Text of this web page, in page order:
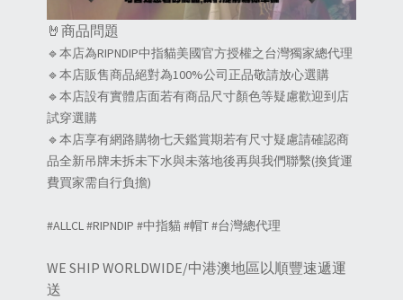
🤘商品問題
🔹本店為RIPNDIP中指貓美國官方授權之台灣獨家總代理
🔹本店販售商品絕對為100%公司正品敬請放心選購
🔹本店設有實體店面若有商品尺寸顏色等疑慮歡迎到店
試穿選購
🔹本店享有網路購物七天鑑賞期若有尺寸疑慮請確認商
品全新吊牌未拆未下水與未落地後再與我們聯繫(換貨運
費買家需自行負擔)
#ALLCL #RIPNDIP #中指貓 #帽T #台灣總代理
WE SHIP WORLDWIDE/中港澳地區以順豐速遞運
送